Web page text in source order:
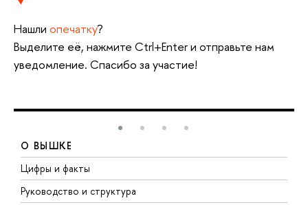
Нашли опечатку?
Выделите её, нажмите Ctrl+Enter и отправьте нам
уведомление. Спасибо за участие!
О ВЫШКЕ
Цифры и факты
Руководство и структура